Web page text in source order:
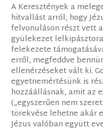
A Keresztények a
hitvallást arról, hogy
felvonuláson részt vett
gyülekezet
felekezete
erről, megfeddve
ellenérzéseket vált ki.
egyetnemértésünk is
hozzáállásnak, amit az
(„egyszerűen nem
törekvése lehetne akár
Jézus valóban együtt